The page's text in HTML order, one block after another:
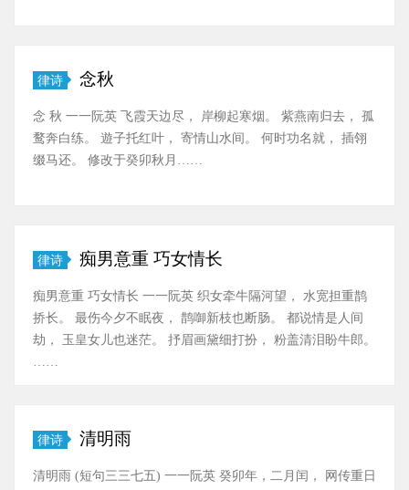
律诗 念秋
念 秋 一一阮英 飞霞天边尽， 岸柳起寒烟。 紫燕南归去， 孤
鹜奔白练。 遊子托红叶， 寄情山水间。 何时功名就， 插翎
缀马还。 修改于癸卯秋月……
律诗 痴男意重 巧女情长
痴男意重 巧女情长 一一阮英 织女牵牛隔河望， 水宽担重鹊
挢长。 最伤今夕不眠夜， 鹊啣新枝也断肠。 都说情是人间
劫， 玉皇女儿也迷茫。 抒眉画黛细打扮， 粉盖清泪盼牛郎。
律诗 清明雨
清明雨 (短句三三七五) 一一阮英 癸卯年，二月闰， 网传重日